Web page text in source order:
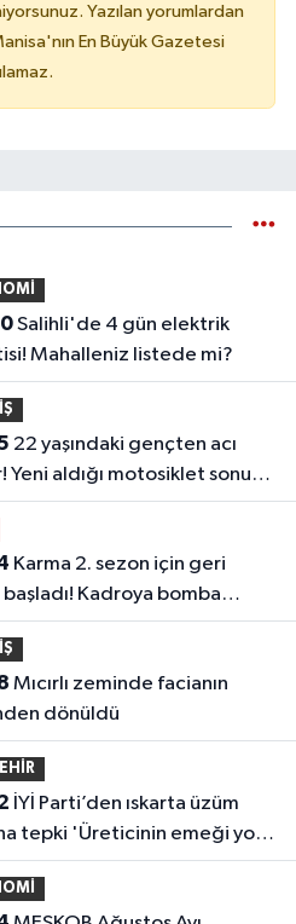
Yazılan yorumlardan
En Büyük Gazetesi
Salihli'de 4 gün elektrik
Mahalleniz listede mi?
Yeni aldığı motosiklet sonu
başladı! Kadroya bomba
dahil oldu
dönüldü
tepki 'Üreticinin emeği yok